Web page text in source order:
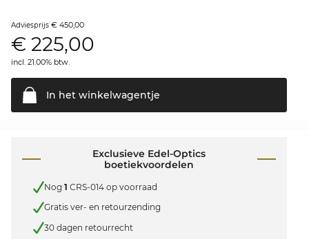
Adviesprijs € 450,00
€ 225,00
incl. 21.00% btw.
In het winkelwagentje
Exclusieve Edel-Optics
boetiekvoordelen
Nog 1 CRS-014 op voorraad
Gratis ver- en retourzending
30 dagen retourrecht